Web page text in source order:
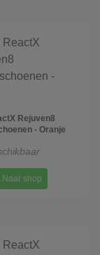
Rejuven8
- Oranje
Naar shop